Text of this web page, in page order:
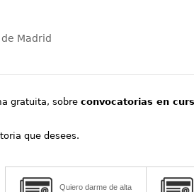
Madrid
gratuita, sobreconvocatorias en
que desees.
Quiero darme de alta